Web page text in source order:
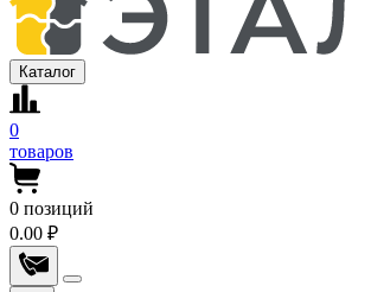
Каталог
0
товаров
0 позиций
0.00 ₽